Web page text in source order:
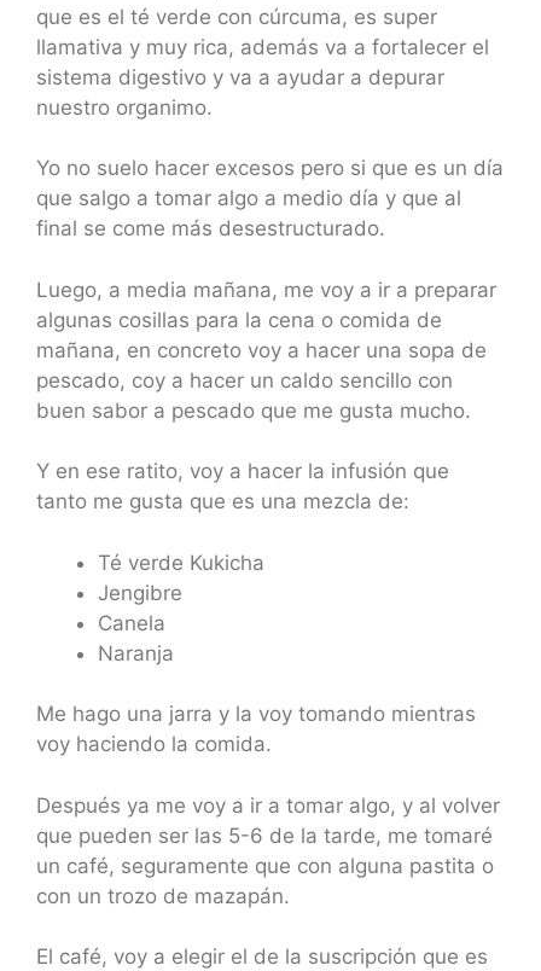
que es el té verde con cúrcuma, es super
llamativa y muy rica, además va a fortalecer el
sistema digestivo y va a ayudar a depurar
nuestro organimo.
Yo no suelo hacer excesos pero si que es un día
que salgo a tomar algo a medio día y que al
final se come más desestructurado.
Luego, a media mañana, me voy a ir a preparar
algunas cosillas para la cena o comida de
mañana, en concreto voy a hacer una sopa de
pescado, coy a hacer un caldo sencillo con
buen sabor a pescado que me gusta mucho.
Y en ese ratito, voy a hacer la infusión que
tanto me gusta que es una mezcla de:
Té verde Kukicha
Jengibre
Canela
Naranja
Me hago una jarra y la voy tomando mientras
voy haciendo la comida.
Después ya me voy a ir a tomar algo, y al volver
que pueden ser las 5-6 de la tarde, me tomaré
un café, seguramente que con alguna pastita o
con un trozo de mazapán.
El café, voy a elegir el de la suscripción que es